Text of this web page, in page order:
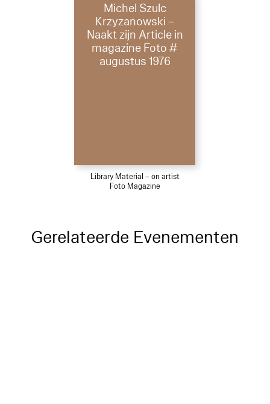
Michel Szulc
Krzyzanowski –
Naakt zijn Article in
magazine Foto #
augustus 1976
Library Material – on artist
Foto Magazine
Gerelateerde Evenementen